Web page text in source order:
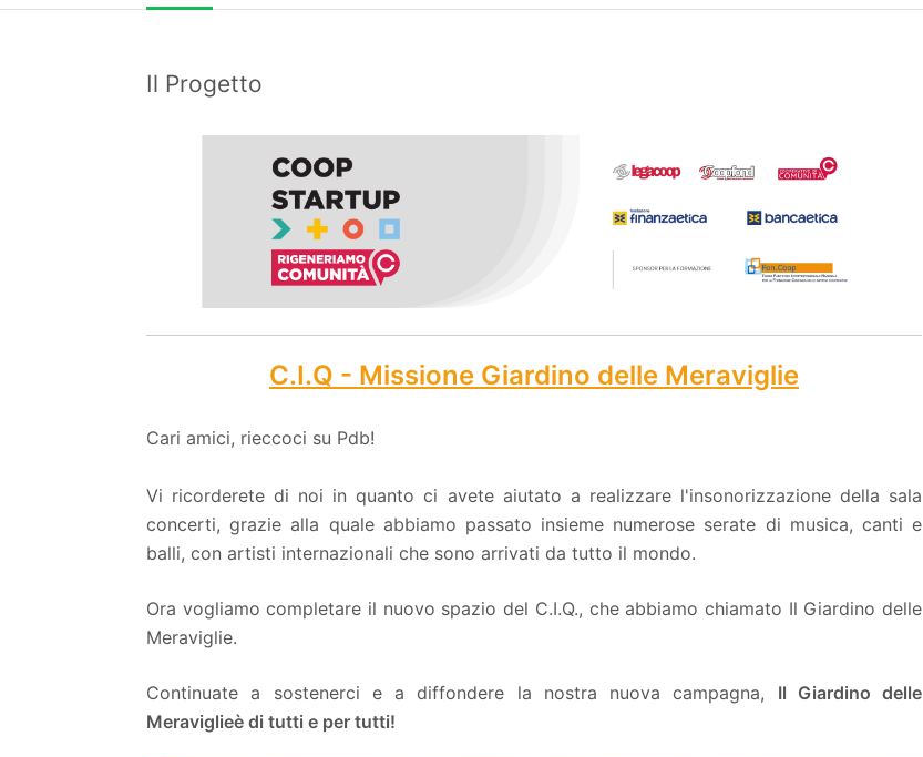
Il Progetto
C.I.Q - Missione Giardino delle Meraviglie
Cari amici, rieccoci su Pdb!
Vi ricorderete di noi in quanto ci avete aiutato a realizzare l'insonorizzazione della sala
concerti, grazie alla quale abbiamo passato insieme numerose serate di musica, canti e
balli, con artisti internazionali che sono arrivati da tutto il mondo.
Ora vogliamo completare il nuovo spazio del C.I.Q., che abbiamo chiamato Il Giardino delle
Meraviglie.
Continuate a sostenerci e a diffondere la nostra nuova campagna, Il Giardino delle
Meraviglieè di tutti e per tutti!